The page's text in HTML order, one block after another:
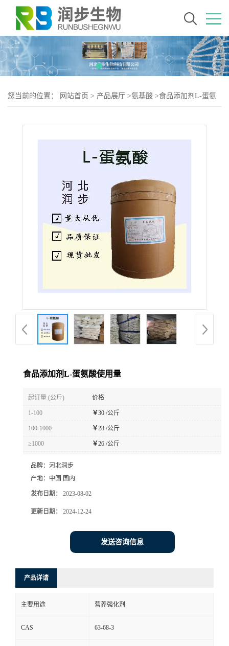
您当前的位置： 网站首页 > 产品展厅 >氨基酸 >食品添加剂L-蛋氨
食品添加剂L-蛋氨酸使用量
起订量 (公斤) 价格
1-100 ￥30 /公斤
100-1000 ￥28 /公斤
≥1000 ￥26 /公斤
品牌： 河北润步
产地： 中国 国内
发布日期： 2023-08-02
更新日期： 2024-12-24
发送咨询信息
产品详请
主要用途 营养强化剂
CAS 63-68-3